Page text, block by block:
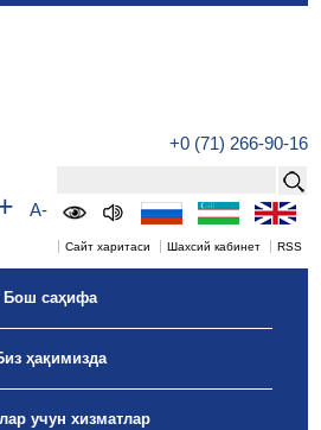
+0 (71) 266-90-16
A-
Сайт харитаси Шахсий кабинет RSS
Бош саҳифа
ҳақимизда
учун хизматлар